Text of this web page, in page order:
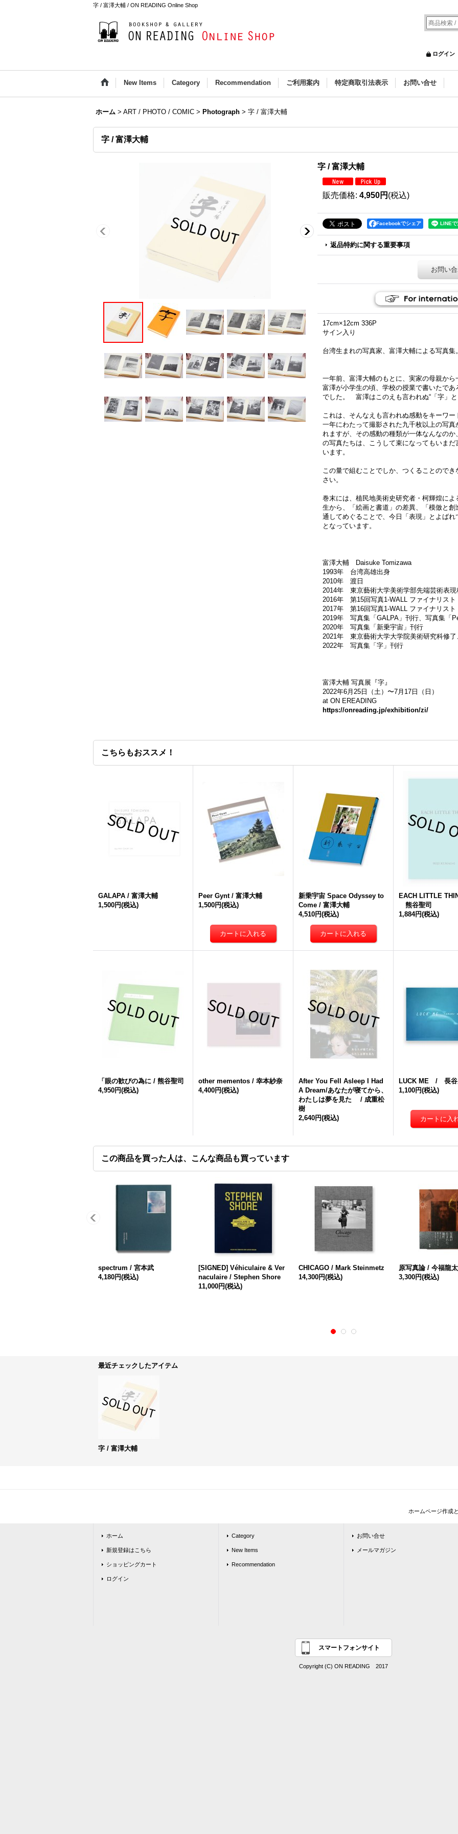
字 / 富澤大輔 / ON READING Online Shop
ログイン
New Items Category Recommendation ご利用案内 特定商取引法表示 お問い合せ
ホーム > ART / PHOTO / COMIC > Photograph > 字 / 富澤大輔
字 / 富澤大輔
字 / 富澤大輔
販売価格: 4,950円 (税込)
Facebookでシェア
返品特約に関する重要事項
お問い
17cm×12cm 336P
サイン入り
台湾生まれの写真家、富澤大輔による写真集
一年前、富澤大輔のもとに、実家の母親か
富澤が小学生の頃、学校の授業で書いたで
でした。 富澤はこのえも言われぬ“「字」
これは、そんなえも言われぬ感動をキーワ
一年にわたって撮影された九千枚以上の写
れますが、その感動の種類が一体なんなの
の写真たちは、こうして束になってもいま
います。
この量で組むことでしか、つくることので
さい。
巻末には、植民地美術史研究者・柯輝煌に
生から、「絵画と書道」の差異、「模倣と
通してめぐることで、今日「表現」とよば
となっています。
富澤大輔 Daisuke Tomizawa
1993年 台湾高雄出身
2010年 渡日
2014年 東京藝術大学美術学部先端芸術表現
2016年 第15回写真1-WALL ファイナリスト
2017年 第16回写真1-WALL ファイナリスト
2019年 写真集「GALPA」刊行、写真集「
2020年 写真集「新乗宇宙」刊行
2021年 東京藝術大学大学院美術研究科修了
2022年 写真集「字」刊行
富澤大輔 写真展『字』
2022年6月25日（土）〜7月17日（日）
at ON EREADING
https://onreading.jp/exhibition/zi/
こちらもおススメ！
GALAPA / 富澤大輔
1,500円(税込)
Peer Gynt / 富澤大輔
1,500円(税込)
新乗宇宙 Space Odyssey to
Come / 富澤大輔
4,510円(税込)
EACH LITTLE
熊谷聖司
1,884円(税込)
「眼の歓びの為に / 熊谷聖司
4,950円(税込)
other mementos / 幸本紗奈
4,400円(税込)
After You Fell Asleep I Had
A Dream/あなたが寝てから、
わたしは夢を見た / 成重松
樹
2,640円(税込)
LUCK ME / 長谷
1,100円(税込)
この商品を買った人は、こんな商品も買っています
spectrum / 宮本武
4,180円(税込)
[SIGNED] Véhiculaire & Ver
naculaire / Stephen Shore
11,000円(税込)
CHICAGO / Mark Steinmetz
14,300円(税込)
原写真論 / 今福龍太
3,300円(税込)
最近チェックしたアイテム
字 / 富澤大輔
ホームページ作成
ホーム
新規登録はこちら
ショッピングカート
ログイン
Category
New Items
Recommendation
お問い合せ
メールマガジン
スマートフォンサイト
Copyright (C) ON READING 2017